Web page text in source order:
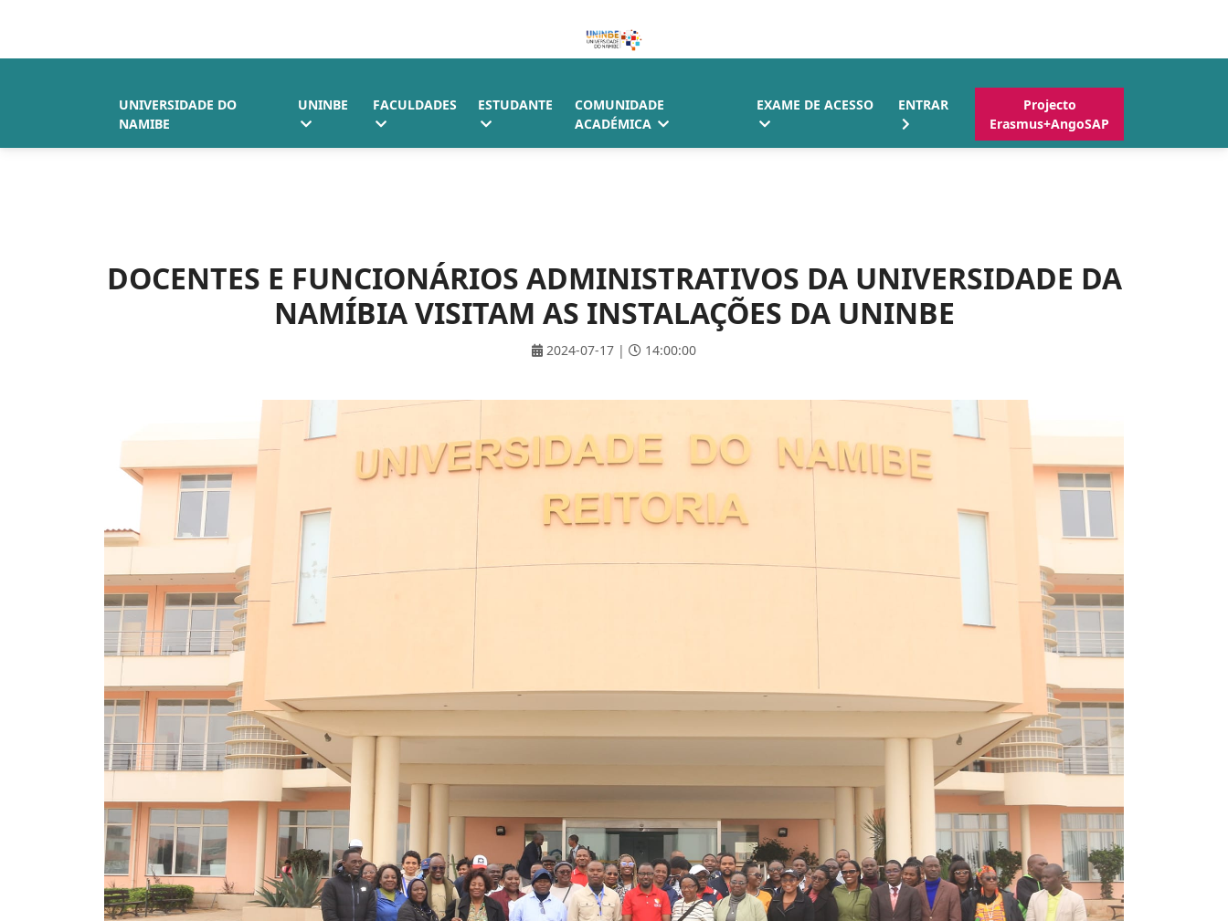
UNIVERSIDADE DO
NAMIBE
UNINBE FACULDADES ESTUDANTE
COMUNIDADE
ACADÉMICA
EXAME DE ACESSO ENTRAR
Projecto
Erasmus+AngoSAP
DOCENTES E FUNCIONÁRIOS ADMINISTRATIVOS DA UNIVERSIDADE DA
NAMÍBIA VISITAM AS INSTALAÇÕES DA UNINBE
2024-07-17 | 14:00:00